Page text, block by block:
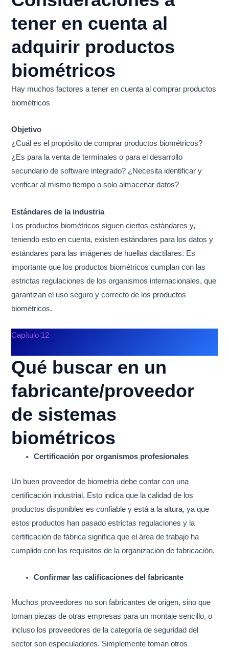
tener en cuenta al
adquirir productos
biométricos
Hay muchos factores a tener en cuenta al comprar productos
biométricos
Objetivo
¿Cuál es el propósito de comprar productos biométricos?
¿Es para la venta de terminales o para el desarrollo
secundario de software integrado? ¿Necesita identificar y
verificar al mismo tiempo o solo almacenar datos?
Estándares de la industria
Los productos biométricos siguen ciertos estándares y,
teniendo esto en cuenta, existen estándares para los datos y
estándares para las imágenes de huellas dactilares. Es
importante que los productos biométricos cumplan con las
estrictas regulaciones de los organismos internacionales, que
garantizan el uso seguro y correcto de los productos
biométricos.
Capítulo 12
Qué buscar en un
fabricante/proveedor
de sistemas
biométricos
Certificación por organismos profesionales
Un buen proveedor de biometría debe contar con una
certificación industrial. Esto indica que la calidad de los
productos disponibles es confiable y está a la altura, ya que
estos productos han pasado estrictas regulaciones y la
certificación de fábrica significa que el área de trabajo ha
cumplido con los requisitos de la organización de fabricación.
Confirmar las calificaciones del fabricante
Muchos proveedores no son fabricantes de origen, sino que
toman piezas de otras empresas para un montaje sencillo, o
incluso los proveedores de la categoría de seguridad del
sector son especuladores. Simplemente toman otros